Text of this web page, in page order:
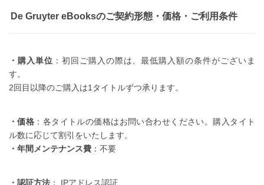
De Gruyter eBooksのご契約形態・価格・ご利用条件
・購入単位 ：初回ご購入の際は、最低購入額の条件がございま
す。
2回目以降のご購入は1タイトルずつ承ります。
・価格 ：各タイトルの価格はお問い合わせください。購入タイト
ル数に応じて割引をいたします。
・年間メンテナンス費 ：不要
・認証方法 ： IPアドレス認証